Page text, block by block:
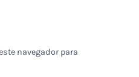
navegador para